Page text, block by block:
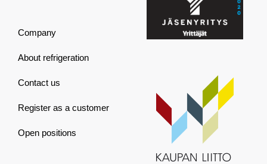
Company
About refrigeration
Contact us
Register as a customer
Open positions